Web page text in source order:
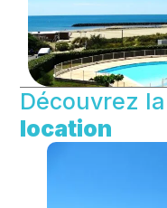
Découvrez la
location